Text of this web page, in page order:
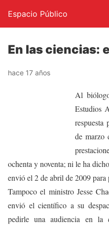
Espacio Público
En las ciencias:
hace 17 años
Al
Estudios
de marzo
ochenta y noventa; ni le ha
envió el 2 de abril de 2009
Tampoco el ministro Jesse
envió el científico a su
pedirle una audiencia en la